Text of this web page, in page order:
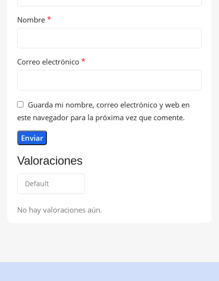
Valoraciones
No hay valoraciones aún.
Nombre *
Correo electrónico *
Guarda mi nombre, correo electrónico y web en
este navegador para la próxima vez que comente.